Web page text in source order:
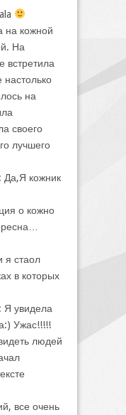
на кожной
На
встретила
настолько
на
своего
лучшего
: Да,Я кожник
о кожно
я стаол
в которых
: Я увидела
Ужас!!!!!
людей
все очень